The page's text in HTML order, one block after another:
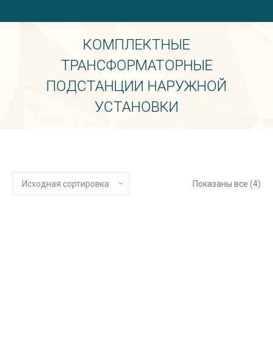
КОМПЛЕКТНЫЕ
ТРАНСФОРМАТОРНЫЕ
ПОДСТАНЦИИ НАРУЖНОЙ
УСТАНОВКИ
Показаны все (4)